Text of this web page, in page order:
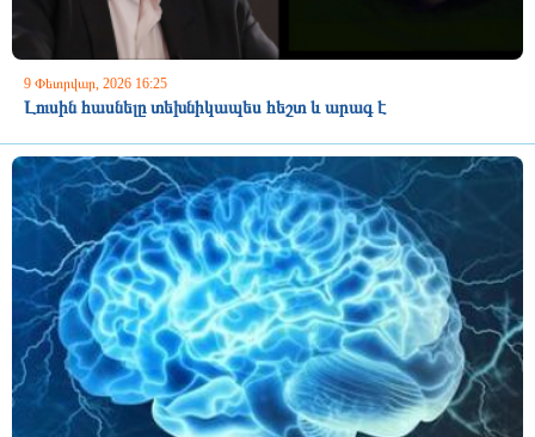
9 Փետրվար, 2026 16:25
Լուսին հասնելը տեխնիկապես հեշտ և արագ է